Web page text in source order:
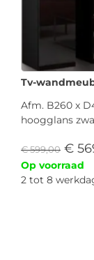
Tv-
Afm. B260 x
hoogglans
€599,00 €
Op voorraad
2 tot 8